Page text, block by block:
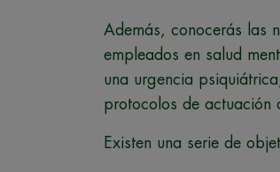
Además, conocerás las
empleados en salud
una urgencia
protocolos de actuación
Existen una serie de